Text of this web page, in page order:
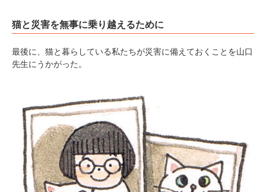
猫と災害を無事に乗り越えるために
最後に、猫と暮らしている私たちが災害に備えておくことを山口
先生にうかがった。